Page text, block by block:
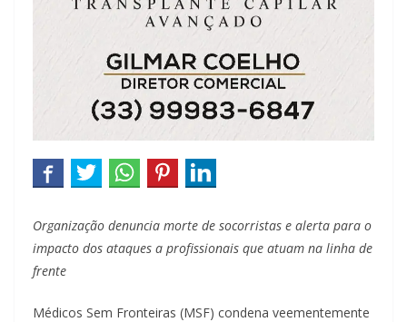
Organização denuncia morte de socorristas e alerta para o
impacto dos ataques a profissionais que atuam na linha de
frente
Médicos Sem Fronteiras (MSF) condena veementemente